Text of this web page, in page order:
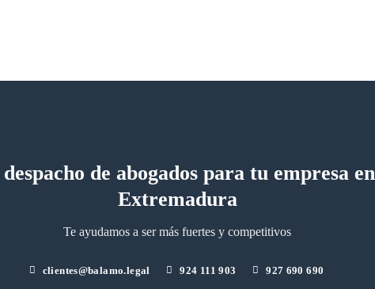
de abogados para tu empresa en
Extremadura
Te ayudamos a ser más fuertes y competitivos
clientes@balamo.legal 924 111 903 927 690 690